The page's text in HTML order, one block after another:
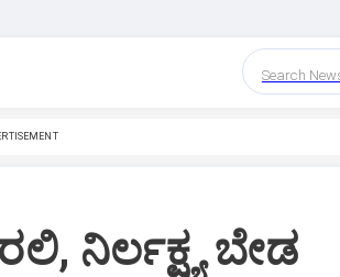
Search
ನಿರ್ಲಕ್ಷ್ಯ ಬೇಡ